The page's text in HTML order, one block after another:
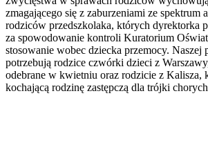
zmagającego się z zaburzeniami ze spektrum
rodziców przedszkolaka, których dyrektorka
za spowodowanie kontroli Kuratorium
stosowanie wobec dziecka przemocy. Naszej
potrzebują rodzice czwórki dzieci z
odebrane w kwietniu oraz rodzicie z Kalisza,
kochającą rodzinę zastępczą dla trójki